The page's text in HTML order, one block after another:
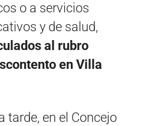
o a servicios
y de salud,
al rubro
en Villa
tarde, en el Concejo